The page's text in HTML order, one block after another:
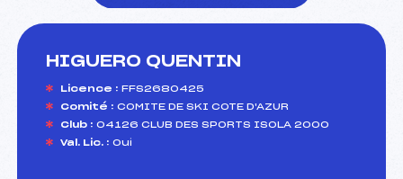
HIGUERO QUENTIN
Licence : FFS2680425
Comité : COMITE DE SKI COTE D'AZUR
Club : 04126 CLUB DES SPORTS ISOLA 2000
Val. Lic. : Oui